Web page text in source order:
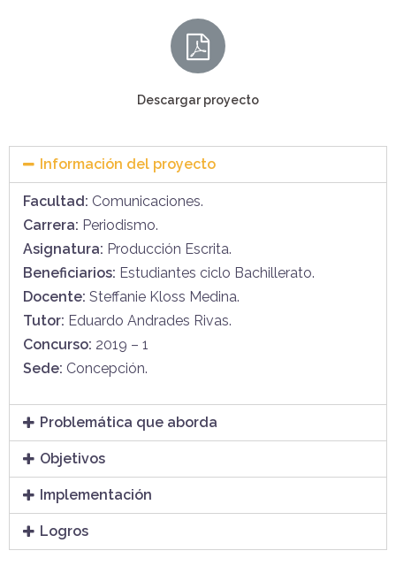
Descargar proyecto
Información del proyecto
Facultad: Comunicaciones.
Carrera: Periodismo.
Asignatura: Producción Escrita.
Beneficiarios: Estudiantes ciclo Bachillerato.
Docente: Steffanie Kloss Medina.
Tutor: Eduardo Andrades Rivas.
Concurso: 2019 – 1
Sede: Concepción.
Problemática que aborda
Objetivos
Implementación
Logros